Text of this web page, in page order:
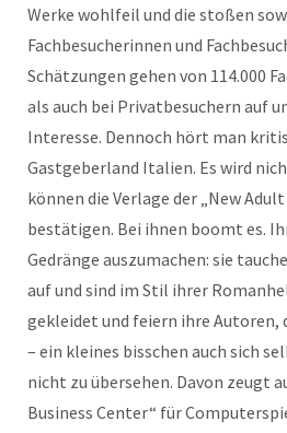
Werke wohlfeil und die stoßen
Fachbesucherinnen und
Schätzungen gehen von 114.000
als auch bei Privatbesuchern auf
Interesse. Dennoch hört man
Gastgeberland Italien. Es wird
können die Verlage der „New
bestätigen. Bei ihnen boomt es.
Gedränge auszumachen: sie
auf und sind im Stil ihrer
gekleidet und feiern ihre Autoren,
– ein kleines bisschen auch sich
nicht zu übersehen. Davon zeugt
Business Center“ für